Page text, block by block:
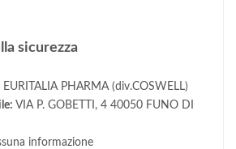
sicurezza
EURITALIA PHARMA (div.COSWELL)
VIA P. GOBETTI, 4 40050 FUNO DI
informazione